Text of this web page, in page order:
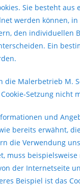
Sie besteht
werden können,
den individuellen
Ein
die Malerbetrieb
Setzung nicht
und
bereits erwähnt,
die Verwendung
muss
der Internetseite
Beispiel ist das